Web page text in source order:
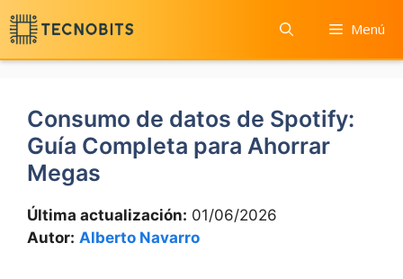
Saltar
al
contenido
Menú
Consumo de datos de Spotify:
Guía Completa para Ahorrar
Megas
Última actualización: 01/06/2026
Autor: Alberto Navarro